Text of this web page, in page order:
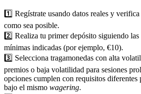
1️⃣ Regístrate usando datos reales y
como sea posible.
2️⃣ Realiza tu primer depósito siguiendo las
mínimas indicadas (por ejemplo, €10).
3️⃣ Selecciona tragamonedas con alta
premios o baja volatilidad para sesiones
opciones cumplen con requisitos diferentes
bajo el mismo wagering.